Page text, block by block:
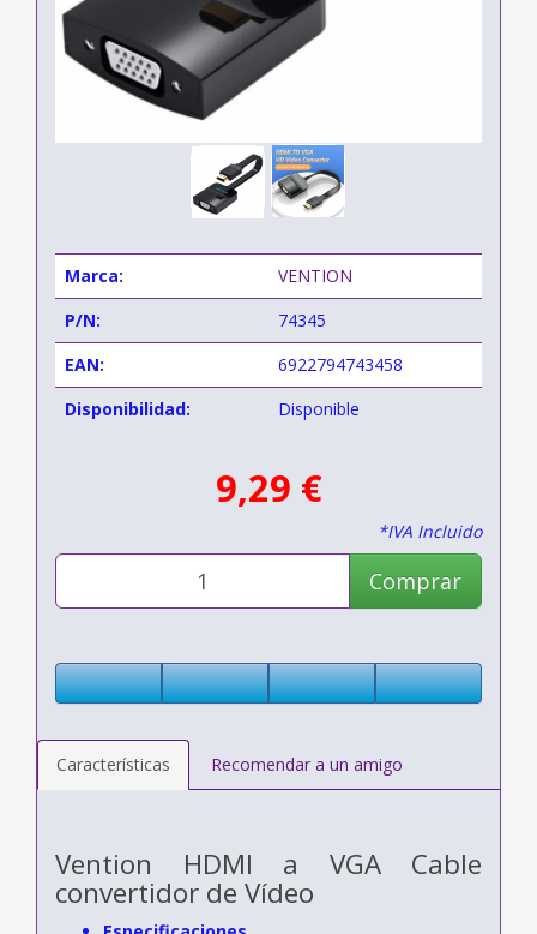
Marca:
VENTION
P/N:
74345
EAN:
6922794743458
Disponibilidad:
Disponible
9,29 €
*IVA Incluido
Comprar
Características Recomendar a un amigo
Vention HDMI a VGA Cable
convertidor de Vídeo